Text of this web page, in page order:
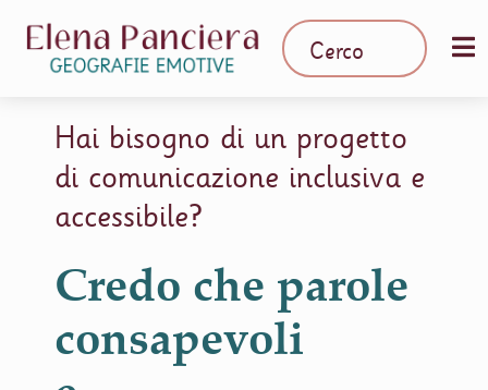
Hai bisogno di un progetto
di comunicazione inclusiva e
accessibile?
Credo che parole
consapevoli